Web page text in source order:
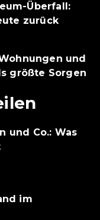
Überfall:
zurück
und
größte Sorgen
und Co.: Was
im